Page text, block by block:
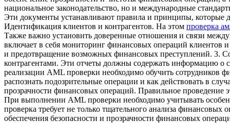
национальное законодательство, но и международные
Эти документы устанавливают правила и принципы,
Идентификация клиентов и контрагентов. На этом проверка
Также важно установить доверенные отношения и связи
включает в себя мониторинг финансовых операций клиентов
и предотвращение возможных финансовых преступлений. 3.
контрагентами. Эти отчеты должны содержать информацию о
реализации AML проверки необходимо обучить
распознать подозрительные операции и как действовать в
прозрачности финансовых операций. Правильное проведение
При выполнении AML проверки необходимо учитывать
проверка требует не только тщательного анализа
обеспечения безопасности и прозрачности финансовых